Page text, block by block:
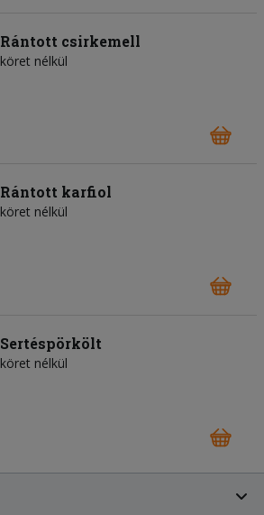
Rántott csirkemell
köret nélkül
Rántott karfiol
köret nélkül
Sertéspörkölt
köret nélkül